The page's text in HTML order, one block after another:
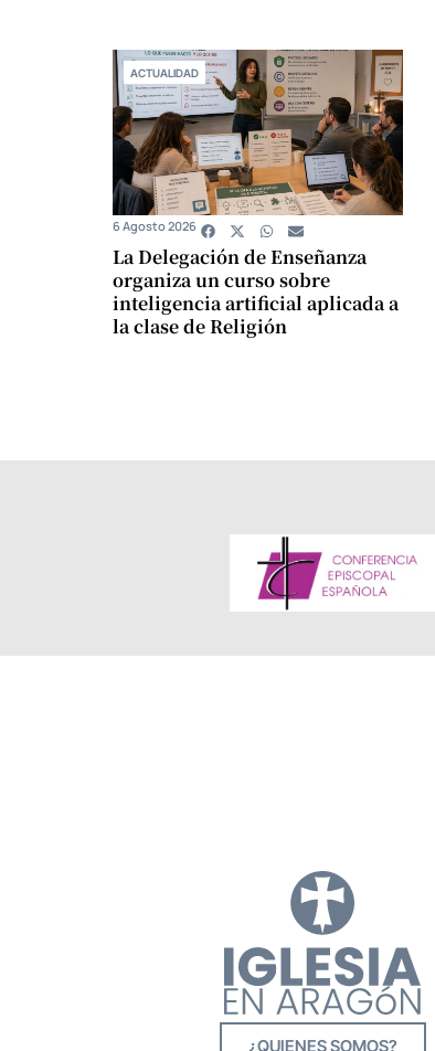
ACTUALIDAD
La Delegación de Enseñanza
organiza un curso sobre
inteligencia artificial aplicada a
la clase de Religión
6 Agosto 2026
¿QUIENES SOMOS?